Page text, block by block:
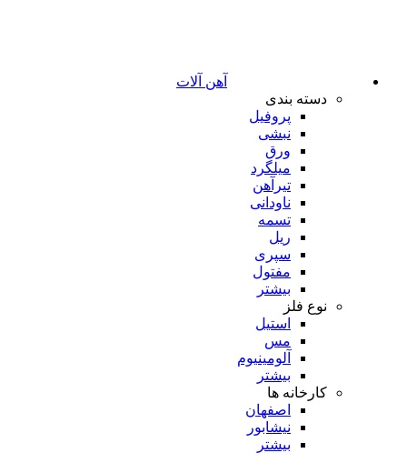
آهن آلات
دسته بندی
پروفیل
نبشی
ورق
میلگرد
تیرآهن
ناودانی
تسمه
ریل
سپری
مفتول
بیشتر
نوع فلز
استیل
مس
آلومینیوم
بیشتر
کارخانه ها
اصفهان
نیشابور
بیشتر